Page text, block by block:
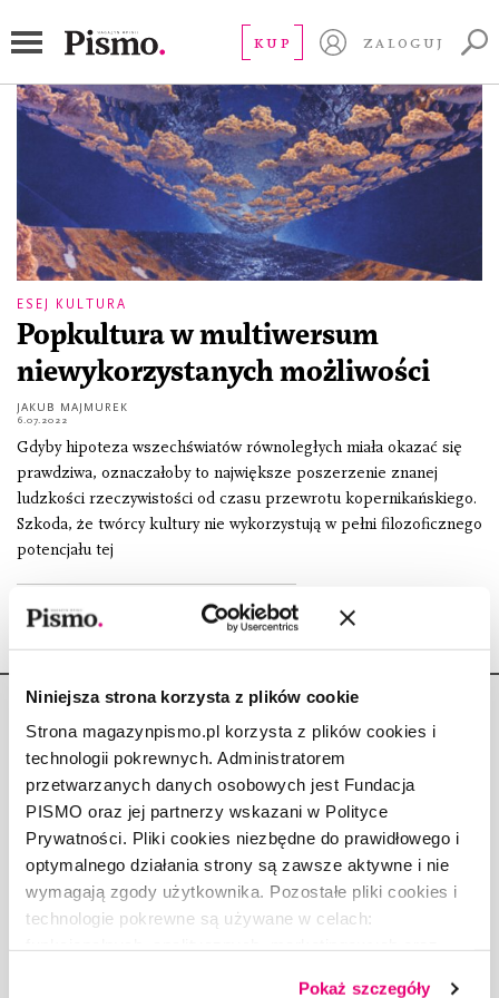
Niniejsza strona korzysta z plików cookie
Strona magazynpismo.pl korzysta z plików cookies i
technologii pokrewnych. Administratorem
przetwarzanych danych osobowych jest Fundacja
PISMO oraz jej partnerzy wskazani w Polityce
Prywatności. Pliki cookies niezbędne do prawidłowego i
optymalnego działania strony są zawsze aktywne i nie
wymagają zgody użytkownika. Pozostałe pliki cookies i
technologie pokrewne są używane w celach:
Pokaż szczegóły
KUP ZALOGUJ
wieczny wojownik
ESEJ KULTURA
Popkultura w multiwersum
niewykorzystanych możliwości
JAKUB MAJMUREK
6.07.2022
Gdyby hipoteza wszechświatów równoległych miała okazać się
prawdziwa, oznaczałoby to największe poszerzenie znanej
ludzkości rzeczywistości od czasu przewrotu kopernikańskiego.
Szkoda, że twórcy kultury nie wykorzystują w pełni filozoficznego
potencjału tej
Copyright © Fundacja Pismo